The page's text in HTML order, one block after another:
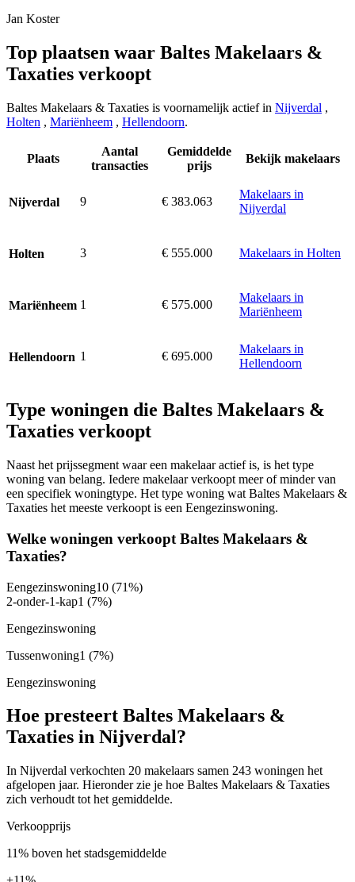
Jan Koster
Top plaatsen waar Baltes Makelaars &
Taxaties verkoopt
Baltes Makelaars & Taxaties is voornamelijk actief in Nijverdal ,
Holten , Mariënheem , Hellendoorn.
Plaats
Aantal
transacties
Gemiddelde
prijs
Bekijk makelaars
Nijverdal 9 € 383.063
Makelaars in
Nijverdal
Holten 3 € 555.000 Makelaars in Holten
Mariënheem 1 € 575.000
Makelaars in
Mariënheem
Hellendoorn 1 € 695.000
Makelaars in
Hellendoorn
Type woningen die Baltes Makelaars &
Taxaties verkoopt
Naast het prijssegment waar een makelaar actief is, is het type
woning van belang. Iedere makelaar verkoopt meer of minder van
een specifiek woningtype. Het type woning wat Baltes Makelaars &
Taxaties het meeste verkoopt is een Eengezinswoning.
Welke woningen verkoopt Baltes Makelaars &
Taxaties?
Eengezinswoning10 (71%)
2-onder-1-kap1 (7%)
Eengezinswoning
Tussenwoning1 (7%)
Eengezinswoning
Hoe presteert Baltes Makelaars &
Taxaties in Nijverdal?
In Nijverdal verkochten 20 makelaars samen 243 woningen het
afgelopen jaar. Hieronder zie je hoe Baltes Makelaars & Taxaties
zich verhoudt tot het gemiddelde.
Verkoopprijs
11% boven het stadsgemiddelde